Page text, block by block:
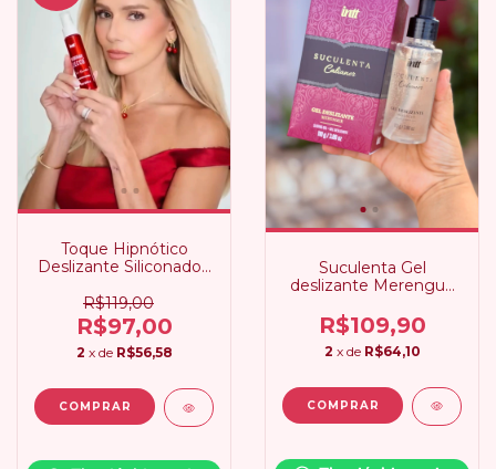
Toque Hipnótico
Deslizante Siliconado |
R$119,00
R$97,00
2 x de R$56,58
Suculenta Gel
deslizante Merengue
R$109,90
2 x de R$64,10